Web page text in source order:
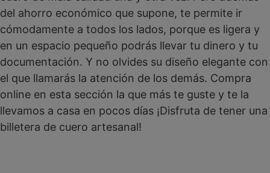
del ahorro económico que supone, te permite ir
cómodamente a todos los lados, porque es ligera y
en un espacio pequeño podrás llevar tu dinero y tu
documentación. Y no olvides su diseño elegante con
el que llamarás la atención de los demás. Compra
online en esta sección la que más te guste y te la
llevamos a casa en pocos días ¡Disfruta de tener una
billetera de cuero artesanal!